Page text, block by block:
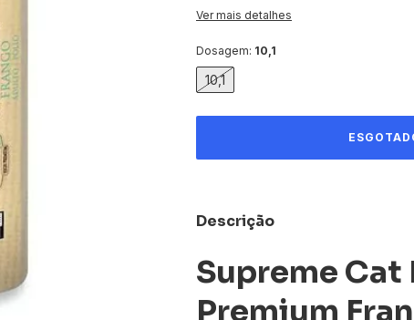
Ver mais detalhes
Dosagem: 10,1
10,1
Descrição
Supreme Cat
Premium